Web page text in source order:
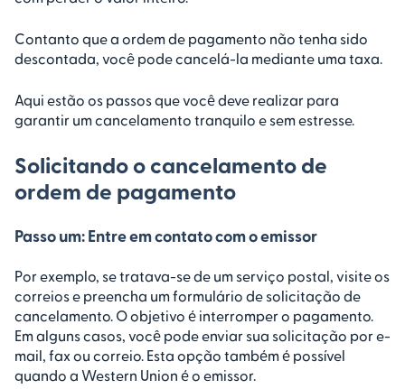
Contanto que a ordem de pagamento não tenha sido
descontada, você pode cancelá-la mediante uma taxa.
Aqui estão os passos que você deve realizar para
garantir um cancelamento tranquilo e sem estresse.
Solicitando o cancelamento de
ordem de pagamento
Passo um: Entre em contato com o emissor
Por exemplo, se tratava-se de um serviço postal, visite os
correios e preencha um formulário de solicitação de
cancelamento. O objetivo é interromper o pagamento.
Em alguns casos, você pode enviar sua solicitação por e-
mail, fax ou correio. Esta opção também é possível
quando a Western Union é o emissor.